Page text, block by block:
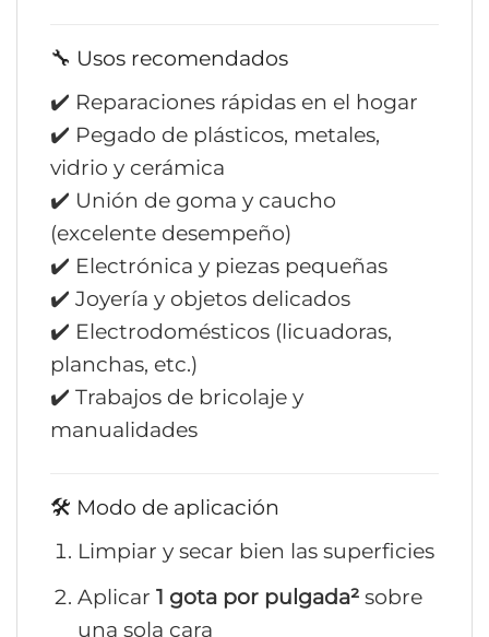
🔧 Usos recomendados
✔️ Reparaciones rápidas en el hogar
✔️ Pegado de plásticos, metales,
vidrio y cerámica
✔️ Unión de goma y caucho
(excelente desempeño)
✔️ Electrónica y piezas pequeñas
✔️ Joyería y objetos delicados
✔️ Electrodomésticos (licuadoras,
planchas, etc.)
✔️ Trabajos de bricolaje y
manualidades
🛠️ Modo de aplicación
Limpiar y secar bien las superficies
Aplicar1 gota por pulgada² sobre
una sola cara